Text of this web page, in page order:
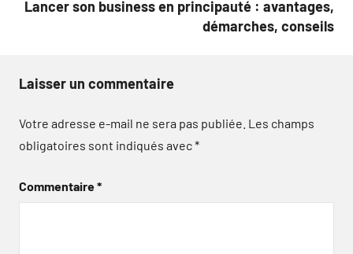
Lancer son business en principauté : avantages,
démarches, conseils
Laisser un commentaire
Votre adresse e-mail ne sera pas publiée. Les champs
obligatoires sont indiqués avec*
Commentaire*